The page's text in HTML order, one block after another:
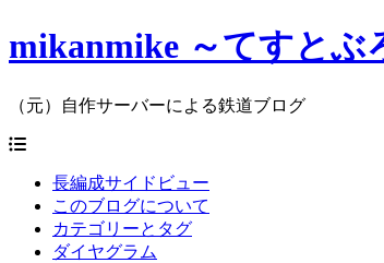
mikanmike ～てすとぶ
（元）自作サーバーによる鉄道ブログ
長編成サイドビュー
このブログについて
カテゴリーとタグ
ダイヤグラム